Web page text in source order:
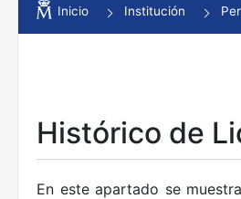
Mostrar/Ocultar
Mostrar/Ocultar
Inicio Institución
Histórico de
En este apartado se